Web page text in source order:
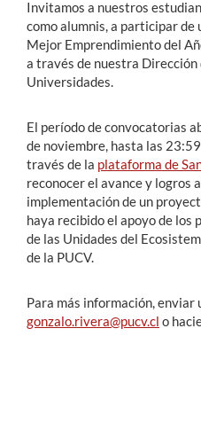
Invitamos a nuestros
como alumnis, a participar de
Mejor Emprendimiento del
a través de nuestra
Universidades.
El período de convocatorias
de noviembre, hasta las
través de la plataforma de
reconocer el avance y logros
implementación de un
haya recibido el apoyo de
de las Unidades del
de la PUCV.
Para más información, enviar
gonzalo.rivera@pucv.cl o